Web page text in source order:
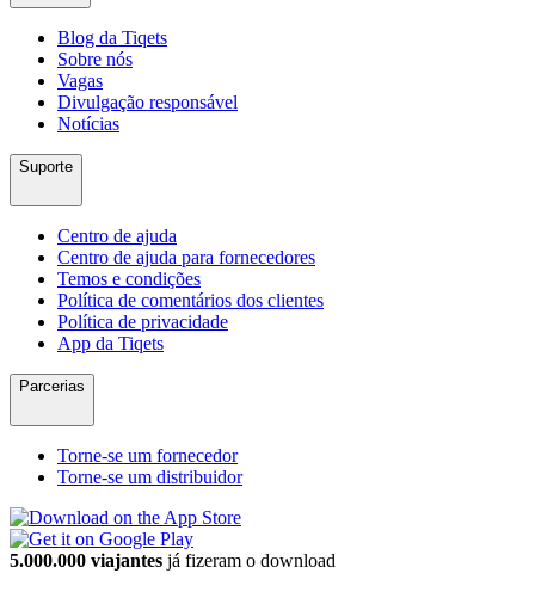
Blog da Tiqets
Sobre nós
Vagas
Divulgação responsável
Notícias
Suporte
Centro de ajuda
Centro de ajuda para fornecedores
Temos e condições
Política de comentários dos clientes
Política de privacidade
App da Tiqets
Parcerias
Torne-se um fornecedor
Torne-se um distribuidor
5.000.000 viajantes já fizeram o download